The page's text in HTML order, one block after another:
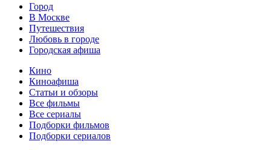
Город
В Москве
Путешествия
Любовь в городе
Городская афиша
Кино
Киноафиша
Статьи и обзоры
Все фильмы
Все сериалы
Подборки фильмов
Подборки сериалов